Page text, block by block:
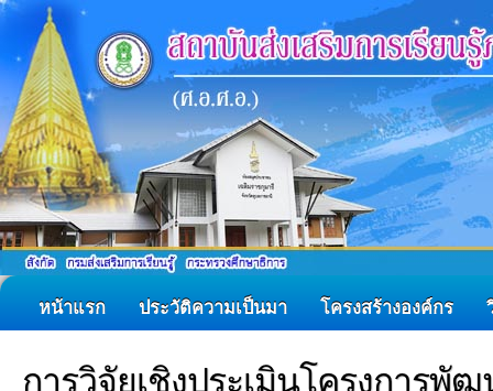
หน้าแรก ประวัติความเป็นมา โครงสร้างองค์กร
การวิจัยเชิงประเมินโครงการพั